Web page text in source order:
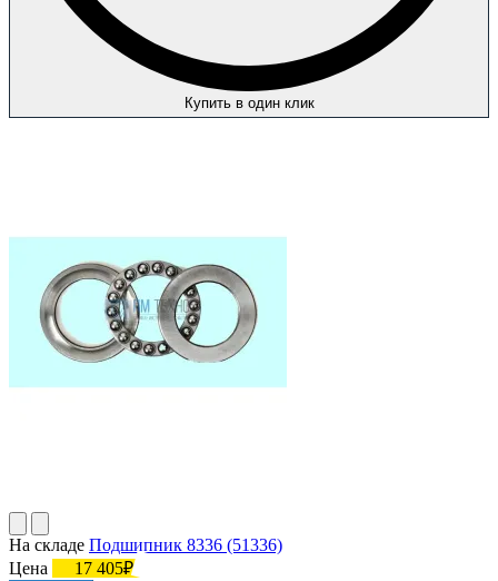
Купить в один клик
На складе Подшипник 8336 (51336)
Цена
17 405₽